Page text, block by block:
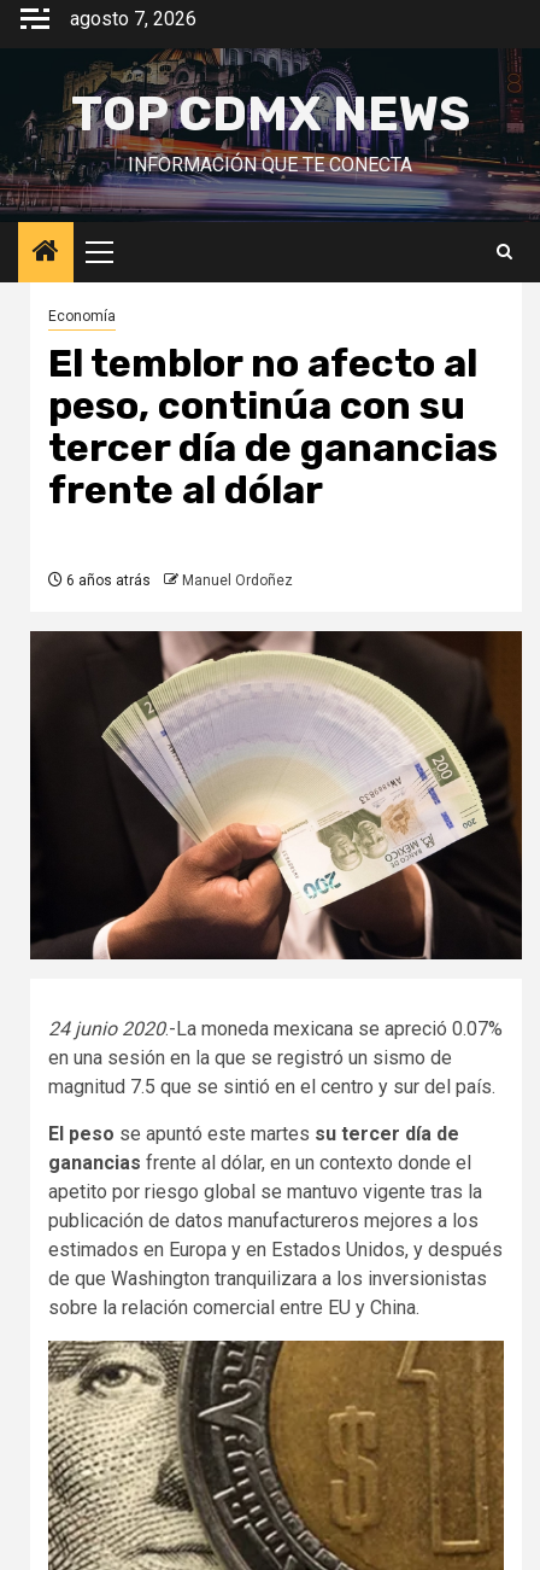
Saltar
contenido
agosto 7, 2026
TOP CDMX NEWS
INFORMACIÓN QUE TE CONECTA
Menú
principal
Economía
El temblor no afecto al
peso, continúa con su
tercer día de ganancias
frente al dólar
6 años atrás Manuel Ordoñez
24 junio 2020.-La moneda mexicana se apreció 0.07%
en una sesión en la que se registró un sismo de
magnitud 7.5 que se sintió en el centro y sur del país.
El peso se apuntó este martes su tercer día de
ganancias frente al dólar, en un contexto donde el
apetito por riesgo global se mantuvo vigente tras la
publicación de datos manufactureros mejores a los
estimados en Europa y en Estados Unidos, y después
de que Washington tranquilizara a los inversionistas
sobre la relación comercial entre EU y China.